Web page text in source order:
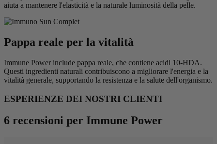
aiuta a mantenere l'elasticità e la naturale luminosità della pelle.
Pappa reale per la vitalità
Immune Power include pappa reale, che contiene acidi 10-HDA.
Questi ingredienti naturali contribuiscono a migliorare l'energia e la
vitalità generale, supportando la resistenza e la salute dell'organismo.
ESPERIENZE DEI NOSTRI CLIENTI
6 recensioni per Immune Power